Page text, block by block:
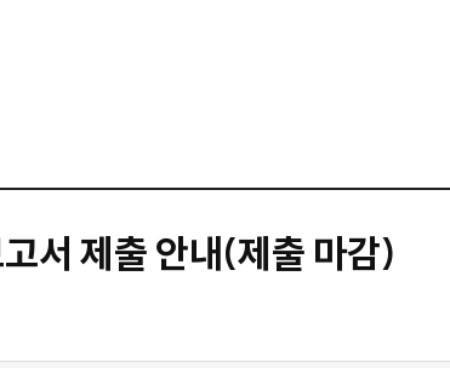
서 제출 안내(제출 마감)